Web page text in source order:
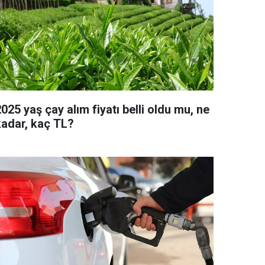
yaş çay alım fiyatı belli oldu mu, ne
kaç TL?